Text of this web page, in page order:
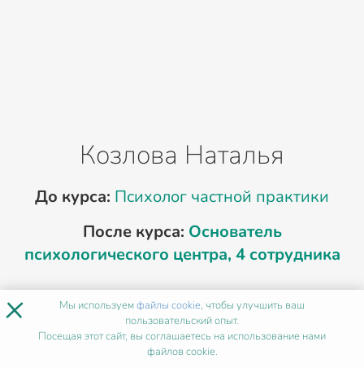
Козлова Наталья
До курса: Психолог частной практики
После курса: Основатель
психологического центра, 4 сотрудника
«Пять лет принимала клиентов дома,
записи вели через личные сообщения,
оплата — наличными. Работала по 50
× Мы используемфайлы cookie, чтобы улучшить ваш
пользовательский опыт.
Посещая этот сайт, вы соглашаетесь на использование нами
файлов cookie.